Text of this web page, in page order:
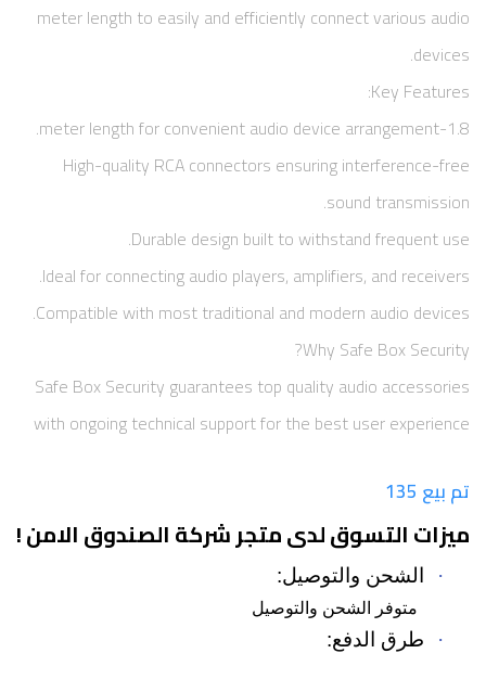
meter length to easily and efficiently connect various audio
devices.
Key Features:
1.8-meter length for convenient audio device arrangement.
High-quality RCA connectors ensuring interference-free
sound transmission.
Durable design built to withstand frequent use.
Ideal for connecting audio players, amplifiers, and receivers.
Compatible with most traditional and modern audio devices.
Why Safe Box Security?
Safe Box Security guarantees top quality audio accessories
with ongoing technical support for the best user experience
تم بيع 135
ميزات التسوق لدى متجر شركة الصندوق الامن !
· الشحن والتوصيل:
متوفر الشحن والتوصيل
· طرق الدفع: